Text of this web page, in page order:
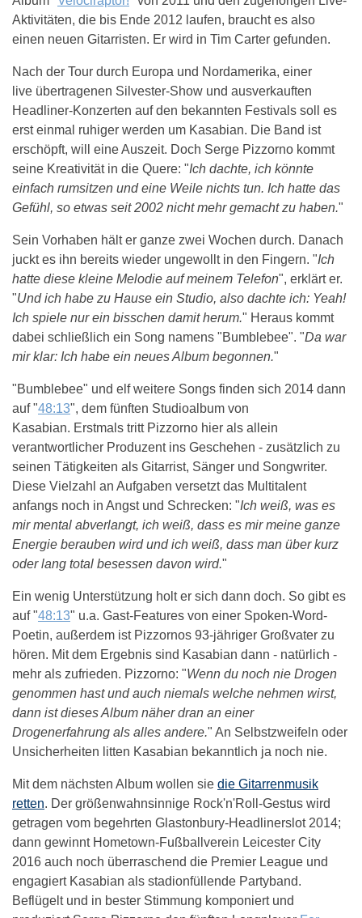
Aktivitäten, die bis Ende 2012 laufen, braucht es also
einen neuen Gitarristen. Er wird in Tim Carter gefunden.
Nach der Tour durch Europa und Nordamerika, einer
live übertragenen Silvester-Show und ausverkauften
Headliner-Konzerten auf den bekannten Festivals soll es
erst einmal ruhiger werden um Kasabian. Die Band ist
erschöpft, will eine Auszeit. Doch Serge Pizzorno kommt
seine Kreativität in die Quere: "Ich dachte, ich könnte
einfach rumsitzen und eine Weile nichts tun. Ich hatte das
Gefühl, so etwas seit 2002 nicht mehr gemacht zu haben."
Sein Vorhaben hält er ganze zwei Wochen durch. Danach
juckt es ihn bereits wieder ungewollt in den Fingern. "Ich
hatte diese kleine Melodie auf meinem Telefon", erklärt er.
"Und ich habe zu Hause ein Studio, also dachte ich: Yeah!
Ich spiele nur ein bisschen damit herum." Heraus kommt
dabei schließlich ein Song namens "Bumblebee". "Da war
mir klar: Ich habe ein neues Album begonnen."
"Bumblebee" und elf weitere Songs finden sich 2014 dann
auf "48:13", dem fünften Studioalbum von
Kasabian. Erstmals tritt Pizzorno hier als allein
verantwortlicher Produzent ins Geschehen - zusätzlich zu
seinen Tätigkeiten als Gitarrist, Sänger und Songwriter.
Diese Vielzahl an Aufgaben versetzt das Multitalent
anfangs noch in Angst und Schrecken: "Ich weiß, was es
mir mental abverlangt, ich weiß, dass es mir meine ganze
Energie berauben wird und ich weiß, dass man über kurz
oder lang total besessen davon wird."
Ein wenig Unterstützung holt er sich dann doch. So gibt es
auf "48:13" u.a. Gast-Features von einer Spoken-Word-
Poetin, außerdem ist Pizzornos 93-jähriger Großvater zu
hören. Mit dem Ergebnis sind Kasabian dann - natürlich -
mehr als zufrieden. Pizzorno: "Wenn du noch nie Drogen
genommen hast und auch niemals welche nehmen wirst,
dann ist dieses Album näher dran an einer
Drogenerfahrung als alles andere." An Selbstzweifeln oder
Unsicherheiten litten Kasabian bekanntlich ja noch nie.
Mit dem nächsten Album wollen sie die Gitarrenmusik
retten. Der größenwahnsinnige Rock'n'Roll-Gestus wird
getragen vom begehrten Glastonbury-Headlinerslot 2014;
dann gewinnt Hometown-Fußballverein Leicester City
2016 auch noch überraschend die Premier League und
engagiert Kasabian als stadionfüllende Partyband.
Beflügelt und in bester Stimmung komponiert und